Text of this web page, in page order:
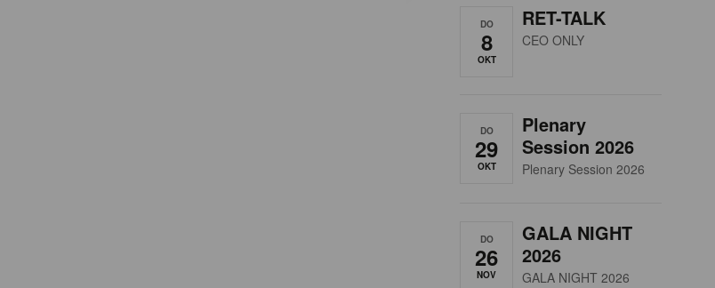
DO
8
OKT
RET-TALK
CEO ONLY
DO
29
OKT
Plenary
Session 2026
Plenary Session 2026
DO
26
NOV
GALA NIGHT
2026
GALA NIGHT 2026